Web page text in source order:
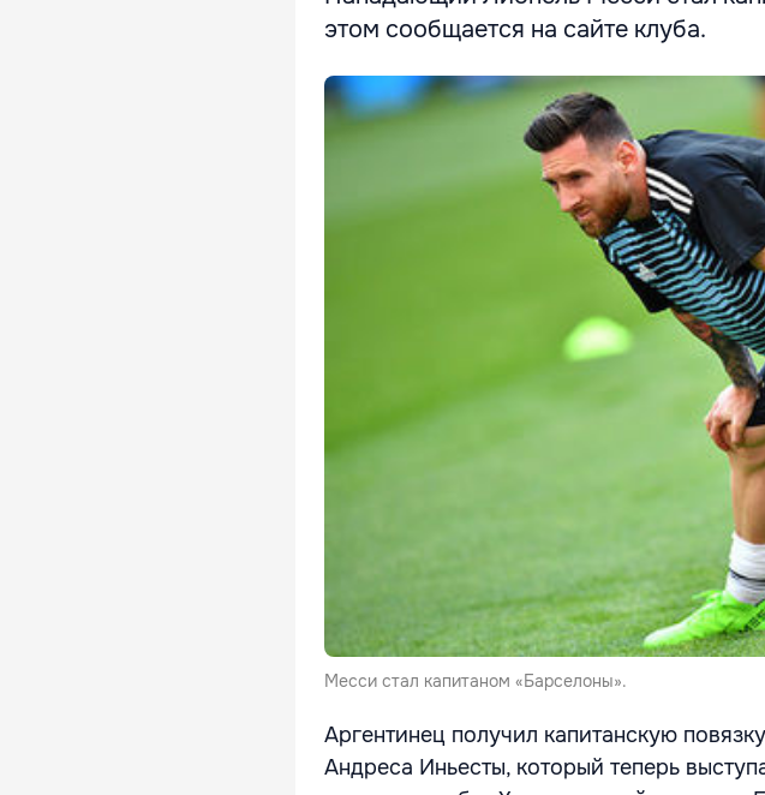
этом сообщается на сайте клуба.
Месси стал капитаном «Барселоны».
Аргентинец получил капитанскую
Андреса Иньесты, который теперь